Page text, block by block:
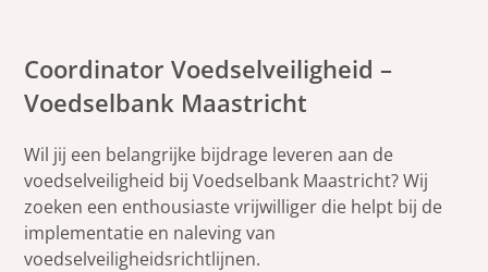
Coordinator Voedselveiligheid –
Voedselbank Maastricht
Wil jij een belangrijke bijdrage leveren aan de
voedselveiligheid bij Voedselbank Maastricht? Wij
zoeken een enthousiaste vrijwilliger die helpt bij de
implementatie en naleving van
voedselveiligheidsrichtlijnen.